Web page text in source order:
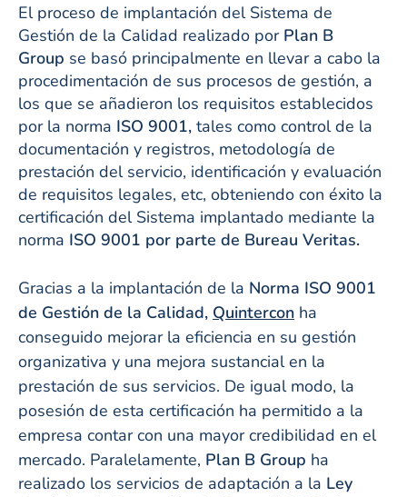
El proceso de implantación del Sistema de
Gestión de la Calidad realizado por Plan B
Group se basó principalmente en llevar a cabo la
procedimentación de sus procesos de gestión, a
los que se añadieron los requisitos establecidos
por la norma ISO 9001, tales como control de la
documentación y registros, metodología de
prestación del servicio, identificación y evaluación
de requisitos legales, etc, obteniendo con éxito la
certificación del Sistema implantado mediante la
norma ISO 9001 por parte de Bureau Veritas.
Gracias a la implantación de la Norma ISO 9001
de Gestión de la Calidad, Quintercon ha
conseguido mejorar la eficiencia en su gestión
organizativa y una mejora sustancial en la
prestación de sus servicios. De igual modo, la
posesión de esta certificación ha permitido a la
empresa contar con una mayor credibilidad en el
mercado. Paralelamente, Plan B Group ha
realizado los servicios de adaptación a la Ley